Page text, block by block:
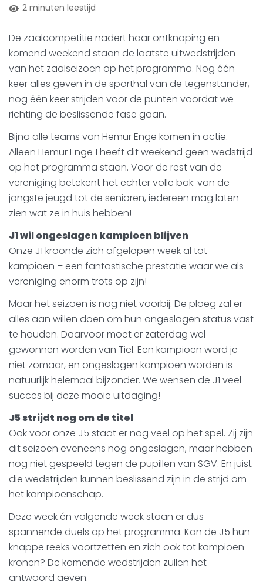
2 minuten leestijd
De zaalcompetitie nadert haar ontknoping en
komend weekend staan de laatste uitwedstrijden
van het zaalseizoen op het programma. Nog één
keer alles geven in de sporthal van de tegenstander,
nog één keer strijden voor de punten voordat we
richting de beslissende fase gaan.
Bijna alle teams van Hemur Enge komen in actie.
Alleen Hemur Enge 1 heeft dit weekend geen wedstrijd
op het programma staan. Voor de rest van de
vereniging betekent het echter volle bak: van de
jongste jeugd tot de senioren, iedereen mag laten
zien wat ze in huis hebben!
J1 wil ongeslagen kampioen blijven
Onze J1 kroonde zich afgelopen week al tot
kampioen – een fantastische prestatie waar we als
vereniging enorm trots op zijn!
Maar het seizoen is nog niet voorbij. De ploeg zal er
alles aan willen doen om hun ongeslagen status vast
te houden. Daarvoor moet er zaterdag wel
gewonnen worden van Tiel. Een kampioen word je
niet zomaar, en ongeslagen kampioen worden is
natuurlijk helemaal bijzonder. We wensen de J1 veel
succes bij deze mooie uitdaging!
J5 strijdt nog om de titel
Ook voor onze J5 staat er nog veel op het spel. Zij zijn
dit seizoen eveneens nog ongeslagen, maar hebben
nog niet gespeeld tegen de pupillen van SGV. En juist
die wedstrijden kunnen beslissend zijn in de strijd om
het kampioenschap.
Deze week én volgende week staan er dus
spannende duels op het programma. Kan de J5 hun
knappe reeks voortzetten en zich ook tot kampioen
kronen? De komende wedstrijden zullen het
antwoord geven.